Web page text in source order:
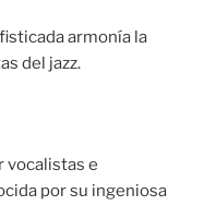
armonía la
del jazz.
vocalistas e
por su ingeniosa